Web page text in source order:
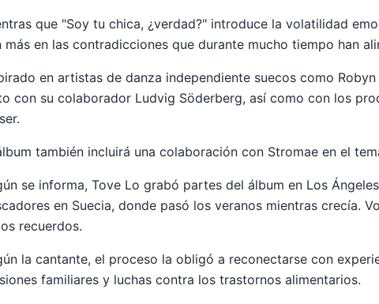
que "Soy tu chica, ¿verdad?" introduce la volatilidad
más en las contradicciones que durante mucho tiempo han
en artistas de danza independiente suecos como
con su colaborador Ludvig Söderberg, así como con los
también incluirá una colaboración con Stromae en el
se informa, Tove Lo grabó partes del álbum en Los
en Suecia, donde pasó los veranos mientras crecía.
recuerdos.
la cantante, el proceso la obligó a reconectarse con
familiares y luchas contra los trastornos alimentarios.